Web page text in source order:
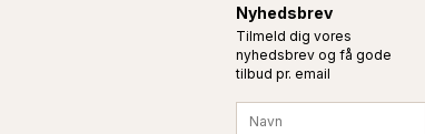
Nyhedsbrev
Tilmeld dig vores
nyhedsbrev og få gode
tilbud pr. email